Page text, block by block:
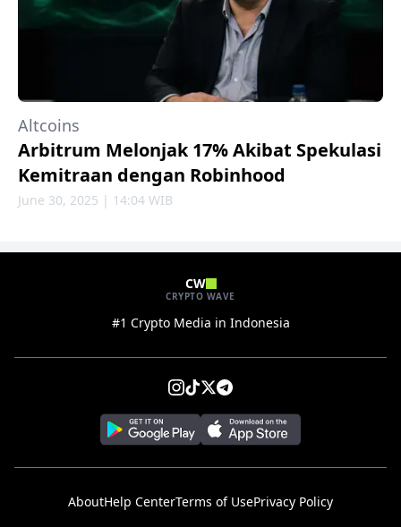
Altcoins
Arbitrum Melonjak 17% Akibat Spekulasi
Kemitraan dengan Robinhood
June 30, 2025 | 14:04 WIB
CW
CRYPTO WAVE
#1 Crypto Media in Indonesia
AboutHelp CenterTerms of UsePrivacy Policy